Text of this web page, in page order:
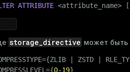
ATTRIBUTE <attribute_name> [
storage_directive может
| ZSTD |
0-19}